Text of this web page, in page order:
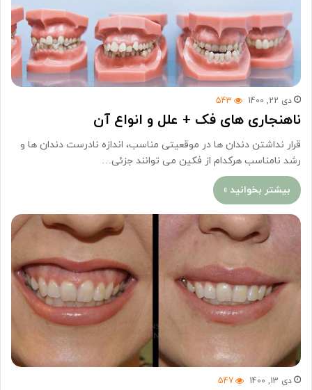
دی 22, 1400 543
ناهنجاری های فک + علل و انواع آن
قرار نداشتن دندان ها در موقعیتی مناسب، اندازه نادرست دندان ها و
رشد نامناسب هرکدام از فکین می توانند جزئی…
بیشتر بخوانید »
دی 13, 1400 547